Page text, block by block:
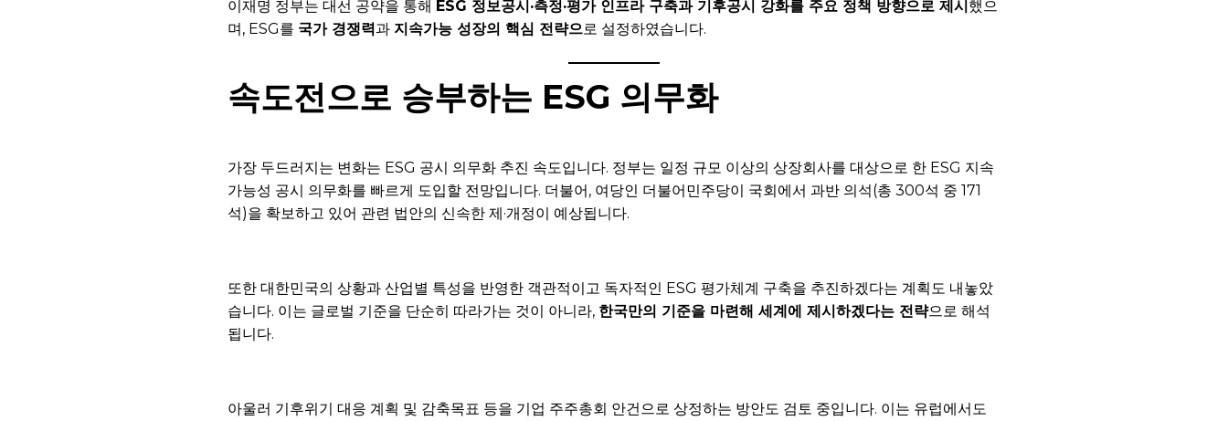
이재명 정부는 대선 공약을 통해 ESG 정보공시·측정·평가 인프라 구축과 기후공시 강화를 주요 정책 방향으로 제시했으
며, ESG를 국가 경쟁력과 지속가능 성장의 핵심 전략으로 설정하였습니다.
속도전으로 승부하는 ESG 의무화
가장 두드러지는 변화는 ESG 공시 의무화 추진 속도입니다. 정부는 일정 규모 이상의 상장회사를 대상으로 한 ESG 지속
가능성 공시 의무화를 빠르게 도입할 전망입니다. 더불어, 여당인 더불어민주당이 국회에서 과반 의석(총 300석 중 171
석)을 확보하고 있어 관련 법안의 신속한 제·개정이 예상됩니다.
또한 대한민국의 상황과 산업별 특성을 반영한 객관적이고 독자적인 ESG 평가체계 구축을 추진하겠다는 계획도 내놓았
습니다. 이는 글로벌 기준을 단순히 따라가는 것이 아니라, 한국만의 기준을 마련해 세계에 제시하겠다는 전략으로 해석
됩니다.
아울러 기후위기 대응 계획 및 감축목표 등을 기업 주주총회 안건으로 상정하는 방안도 검토 중입니다. 이는 유럽에서도